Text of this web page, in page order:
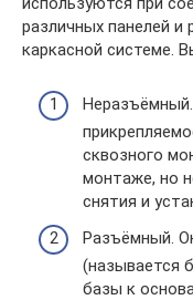
различных панелей и
каркасной системе.
сквозного
монтаже, но
снятия и
Разъёмный.
(называется
базы к